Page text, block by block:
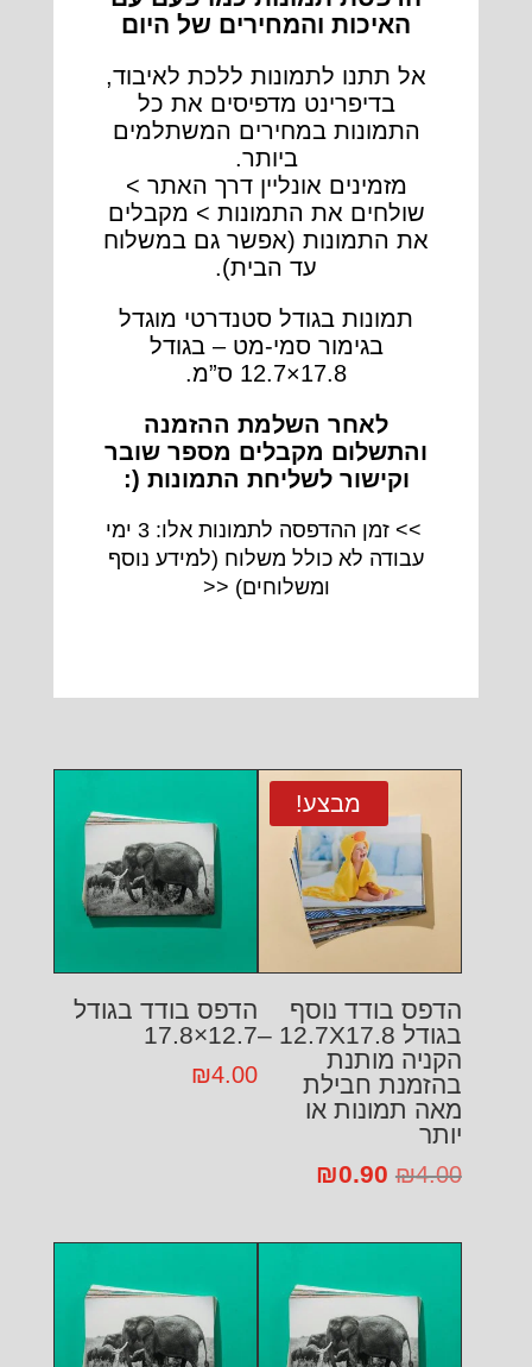
האיכות והמחירים של היום
אל תתנו לתמונות ללכת לאיבוד,
בדיפרינט מדפיסים את כל
התמונות במחירים המשתלמים
ביותר.
מזמינים אונליין דרך האתר >
שולחים את התמונות > מקבלים
את התמונות (אפשר גם במשלוח
עד הבית).
תמונות בגודל סטנדרטי מוגדל
בגימור סמי-מט – בגודל
17.8×12.7 ס”מ.
לאחר השלמת ההזמנה
והתשלום מקבלים מספר שובר
וקישור לשליחת התמונות (:
>> זמן ההדפסה לתמונות אלו: 3 ימי
עבודה לא כולל משלוח (למידע נוסף
ומשלוחים) <<
מבצע!
הדפס בודד נוסף
בגודל 12.7X17.8 –
הקניה מותנת
בהזמנת חבילת
מאה תמונות או
יותר
₪4.00
המחיר
₪0.90
הדפס בודד בגודל
12.7×17.8
₪4.00